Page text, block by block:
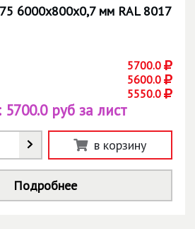
6000х800х0,7 мм RAL 8017
5700.0
5600.0
5550.0
*
5700.0 руб за лист
в корзину
Подробнее